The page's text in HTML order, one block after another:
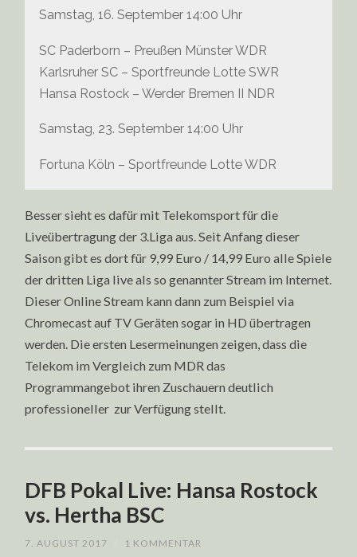
Samstag, 16. September 14:00 Uhr
SC Paderborn – Preußen Münster WDR
Karlsruher SC – Sportfreunde Lotte SWR
Hansa Rostock – Werder Bremen II NDR
Samstag, 23. September 14:00 Uhr
Fortuna Köln – Sportfreunde Lotte WDR
Besser sieht es dafür mit Telekomsport für die
Liveübertragung der 3.Liga aus. Seit Anfang dieser
Saison gibt es dort für 9,99 Euro / 14,99 Euro alle Spiele
der dritten Liga live als so genannter Stream im Internet.
Dieser Online Stream kann dann zum Beispiel via
Chromecast auf TV Geräten sogar in HD übertragen
werden. Die ersten Lesermeinungen zeigen, dass die
Telekom im Vergleich zum MDR das
Programmangebot ihren Zuschauern deutlich
professioneller zur Verfügung stellt.
DFB Pokal Live: Hansa Rostock
vs. Hertha BSC
7. AUGUST 2017 1 KOMMENTAR